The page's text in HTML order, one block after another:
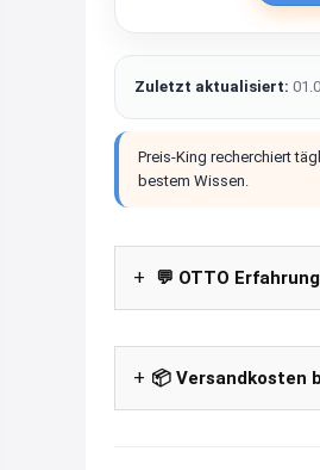
Zuletzt aktualisiert:
Preis-King recherchiert
bestem Wissen.
💬 OTTO
📦 Versandkosten